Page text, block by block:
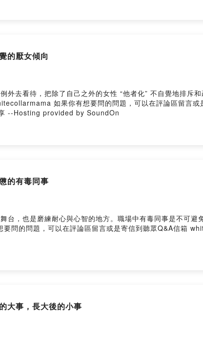
的厭女傾向
去看待，把除了自己之外的女性 “他者化” 不自覺地排斥和疏
--Hosting provided by SoundOn
的有毒同事
磨練耐心與心智的地方。職場中有毒同事是不可避免的存在，我們該如何面
大事，長大後的小事